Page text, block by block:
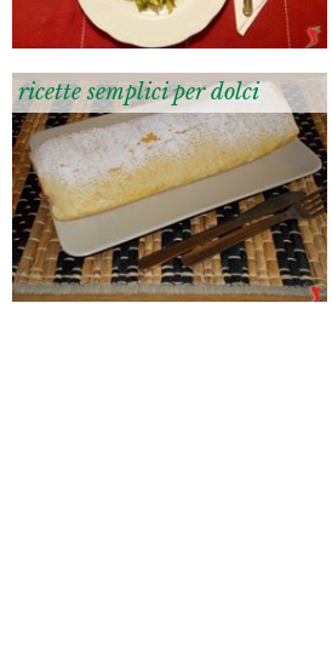
ricette semplici per dolci